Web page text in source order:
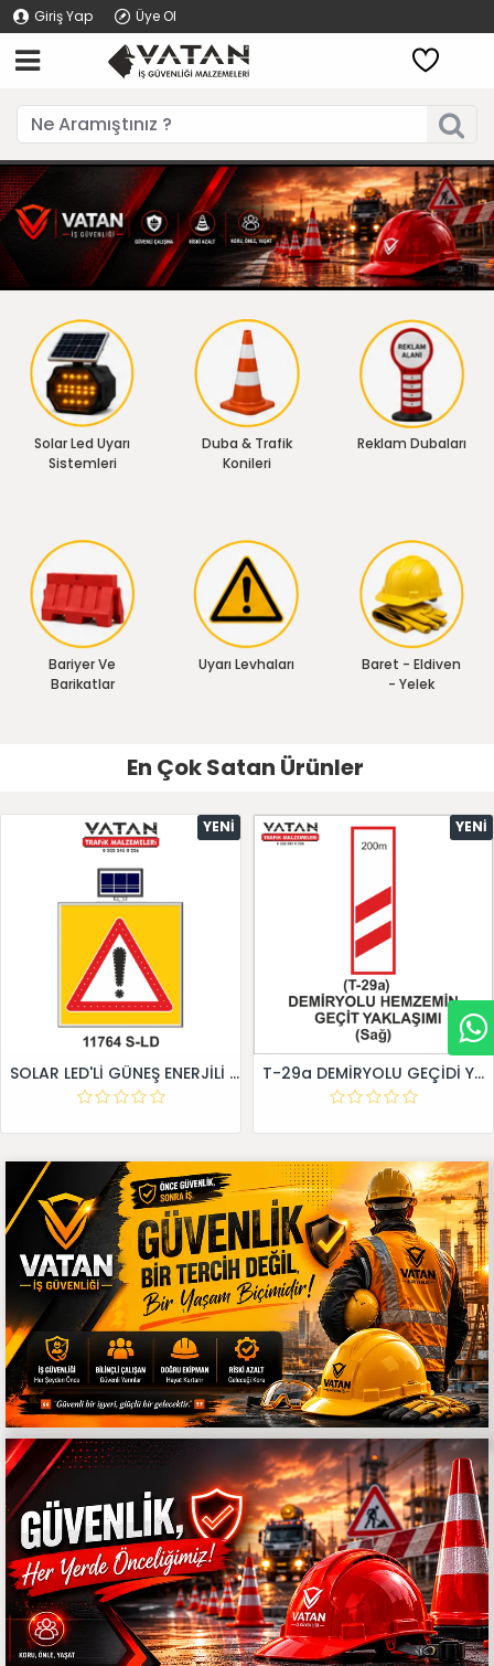
Giriş Yap Üye Ol
Solar Led Uyarı
Sistemleri
Duba & Trafik
Konileri
Reklam Dubaları
Bariyer Ve
Barikatlar
Uyarı Levhaları
Baret - Eldiven
- Yelek
En Çok Satan Ürünler
YENI
SOLAR LED'Lİ GÜNEŞ ENERJİLİ LEVHA
YENI
T-29a DEMİRYOLU GEÇİDİ YAKLAŞIM LEVHALARI (Sağ)